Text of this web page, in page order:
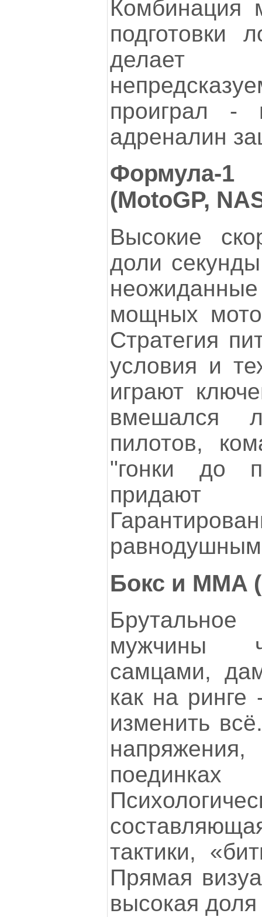
Комбинация
подготовки
делает
проиграл -
адреналин
Формула-
(MotoGP,
Высокие
доли
мощных
Стратегия
условия и
играют
вмешался
пилотов,
"гонки до
равнодушным
Бокс и MMA
мужчины
самцами,
как на
изменить
тактики,
Прямая
высокая